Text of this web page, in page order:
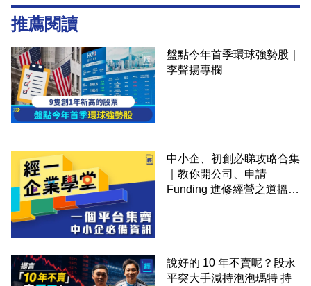
推薦閱讀
盤點今年首季環球強勢股｜
李聲揚專欄
中小企、初創必睇攻略合集
｜教你開公司、申請
Funding 進修經營之道搵大
說好的 10 年不賣呢？段永
平突大手減持泡泡瑪特 持